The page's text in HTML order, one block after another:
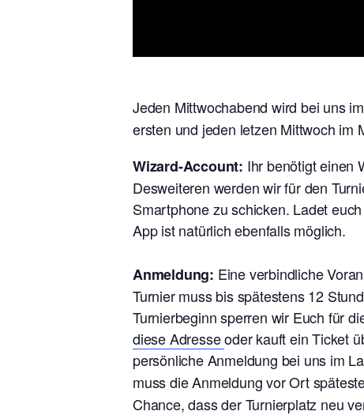
Jeden Mittwochabend wird bei uns
ersten und jeden letzen Mittwoch im
Wizard-Account: Ihr benötigt einen
Desweiteren werden wir für den
Smartphone zu schicken. Ladet
App ist natürlich ebenfalls möglich.
Anmeldung: Eine verbindliche
Turnier muss bis spätestens 12
Turnierbeginn sperren wir Euch für
diese Adresseoder kauft ein Ticket
persönliche Anmeldung bei uns im
muss die Anmeldung vor Ort
Chance, dass der Turnierplatz neu